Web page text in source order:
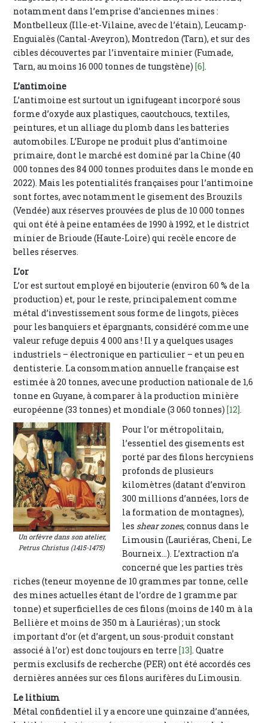
notamment dans l’emprise d’anciennes mines :
Montbelleux (Ille-et-Vilaine, avec de l’étain), Leucamp-
Enguialès (Cantal-Aveyron), Montredon (Tarn), et sur des
cibles découvertes par l’inventaire minier (Fumade,
Tarn, au moins 16 000 tonnes de tungstène)[6].
L’antimoine
L’antimoine est surtout un ignifugeant incorporé sous
forme d’oxyde aux plastiques, caoutchoucs, textiles,
peintures, et un alliage du plomb dans les batteries
automobiles. L’Europe ne produit plus d’antimoine
primaire, dont le marché est dominé par la Chine (40
000 tonnes des 84 000 tonnes produites dans le monde en
2022). Mais les potentialités françaises pour l’antimoine
sont fortes, avec notamment le gisement des Brouzils
(Vendée) aux réserves prouvées de plus de 10 000 tonnes
qui ont été à peine entamées de 1990 à 1992, et le district
minier de Brioude (Haute-Loire) qui recèle encore de
belles réserves.
L’or
L’or est surtout employé en bijouterie (environ 60 % de la
production) et, pour le reste, principalement comme
métal d’investissement sous forme de lingots, pièces
pour les banquiers et épargnants, considéré comme une
valeur refuge depuis 4 000 ans ! Il y a quelques usages
industriels – électronique en particulier – et un peu en
dentisterie. La consommation annuelle française est
estimée à 20 tonnes, avec une production nationale de 1,6
tonne en Guyane, à comparer à la production minière
européenne (33 tonnes) et mondiale (3 060 tonnes)[12].
Un orfèvre dans son atelier,
Petrus Christus (1415-1475)
Pour l’or métropolitain,
l’essentiel des gisements est
porté par des filons hercyniens
profonds de plusieurs
kilomètres (datant d’environ
300 millions d’années, lors de
la formation de montagnes),
les shear zones, connus dans le
Limousin (Lauriéras, Cheni, Le
Bourneix...). L’extraction n’a
concerné que les parties très
riches (teneur moyenne de 10 grammes par tonne, celle
des mines actuelles étant de l’ordre de 1 gramme par
tonne) et superficielles de ces filons (moins de 140 m à la
Bellière et moins de 350 m à Lauriéras) ; un stock
important d’or (et d’argent, un sous-produit constant
associé à l’or) est donc toujours en terre[13]. Quatre
permis exclusifs de recherche (PER) ont été accordés ces
dernières années sur ces filons aurifères du Limousin.
Le lithium
Métal confidentiel il y a encore une quinzaine d’années,